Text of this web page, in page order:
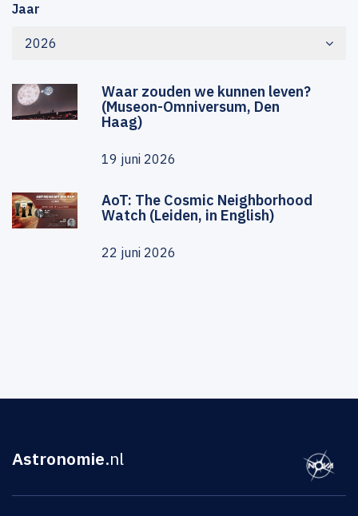
Jaar
2026
Waar zouden we kunnen leven?
(Museon-Omniversum, Den
Haag)
19 juni 2026
AoT: The Cosmic Neighborhood
Watch (Leiden, in English)
22 juni 2026
Astronomie.nl